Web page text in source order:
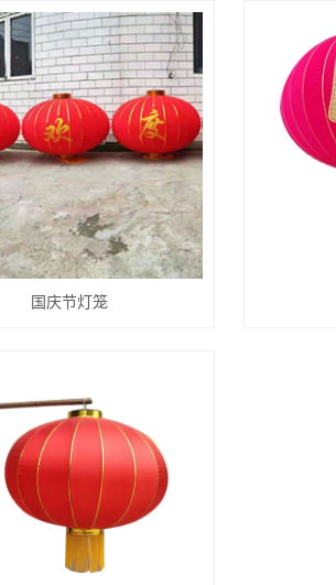
国庆节灯笼